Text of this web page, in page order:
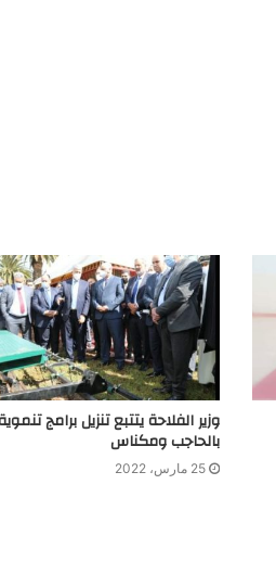
وزير الفلاحة يتتبع تنزيل برامج
بالحاجب ومكناس
25 مارس، 2022